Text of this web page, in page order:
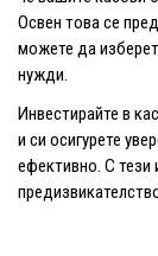
Освен това се
можете да
нужди.
Инвестирайте в
и си осигурете
ефективно. С тези